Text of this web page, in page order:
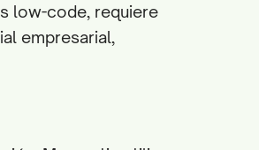
low-code, requiere
empresarial,